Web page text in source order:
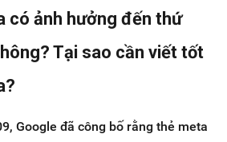
có ảnh hưởng đến thứ
Tại sao cần viết tốt
Google đã công bố rằng thẻ meta